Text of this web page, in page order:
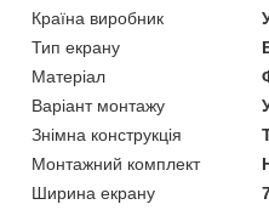
Країна виробник
Тип екрану
Матеріал
Варіант монтажу
Знімна конструкція
Монтажний комплект
Ширина екрану